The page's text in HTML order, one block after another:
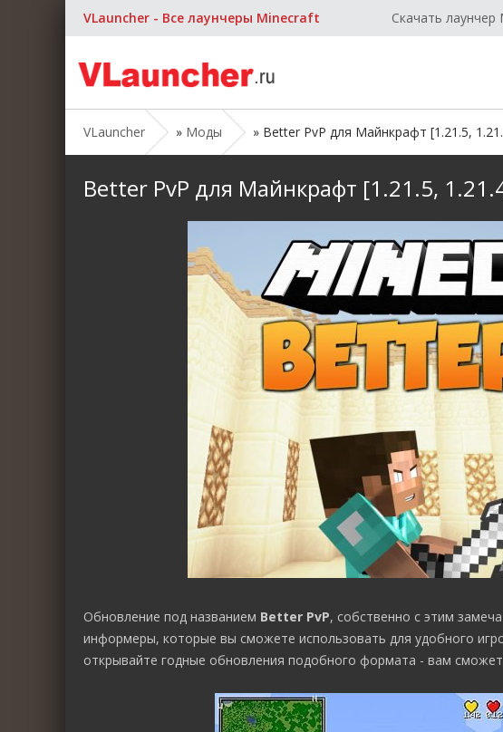
VLauncher - Все лаунчеры Minecraft Скачать
VLauncher » Моды » Better PvP для Майнкрафт [1.21.5,
Better PvP для Майнкрафт [1.21.5,
Обновление под названием Better PvP, собственно с этим
информеры, которые вы сможете использовать для удобного
открывайте годные обновления подобного формата - вам сможет